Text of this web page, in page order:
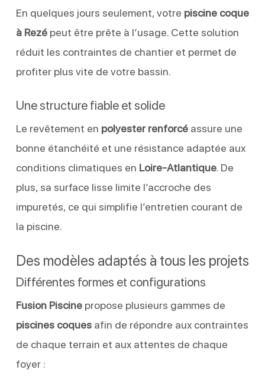
En quelques jours seulement, votre piscine coque
à Rezépeut être prête à l’usage. Cette solution
réduit les contraintes de chantier et permet de
profiter plus vite de votre bassin.
Une structure fiable et solide
Le revêtement en polyester renforcéassure une
bonne étanchéité et une résistance adaptée aux
conditions climatiques en Loire-Atlantique. De
plus, sa surface lisse limite l’accroche des
impuretés, ce qui simplifie l’entretien courant de
la piscine.
Des modèles adaptés à tous les projets
Différentes formes et configurations
Fusion Piscinepropose plusieurs gammes de
piscines coquesafin de répondre aux contraintes
de chaque terrain et aux attentes de chaque
foyer :